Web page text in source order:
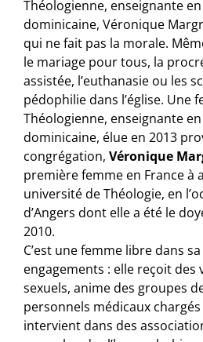
Théologienne, enseignante
dominicaine, Véronique
qui ne fait pas la morale.
le mariage pour tous, la
assistée, l’euthanasie ou les
pédophilie dans l’église. Une
Théologienne, enseignante
dominicaine, élue en 2013
congrégation,Véronique
première femme en France à
université de Théologie, en
d’Angers dont elle a été le
2010.
C’est une femme libre dans
engagements : elle reçoit des
sexuels, anime des groupes
personnels médicaux
intervient dans des